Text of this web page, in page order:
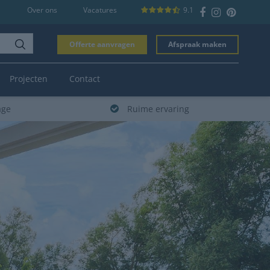
Over ons Vacatures 9.1
Offerte aanvragen Afspraak maken
Projecten Contact
Ruime ervaring